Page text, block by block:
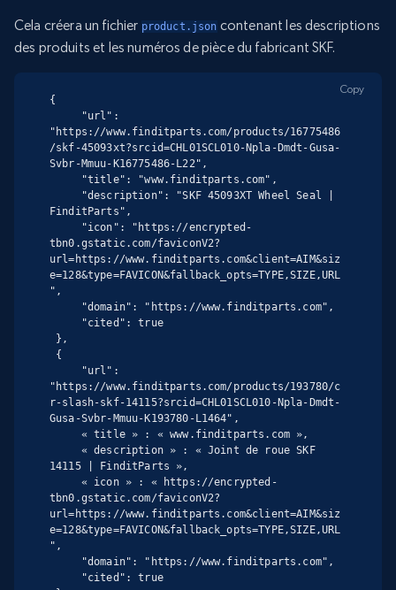
Cela créera un fichier product.json contenant les descriptions
des produits et les numéros de pièce du fabricant SKF.
{
"https://www.finditparts.com/products/16775486
/skf-45093xt?srcid=CHL01SCL010-Npla-Dmdt-Gusa-
Svbr-Mmuu-K16775486-L22",
FinditParts",
tbn0.gstatic.com/faviconV2?
url=https://www.finditparts.com&client=AIM&siz
e=128&type=FAVICON&fallback_opts=TYPE,SIZE,URL
",
"https://www.finditparts.com/products/193780/c
r-slash-skf-14115?srcid=CHL01SCL010-Npla-Dmdt-
Gusa-Svbr-Mmuu-K193780-L1464",
14115 | FinditParts »,
tbn0.gstatic.com/faviconV2?
url=https://www.finditparts.com&client=AIM&siz
e=128&type=FAVICON&fallback_opts=TYPE,SIZE,URL
",
Copy